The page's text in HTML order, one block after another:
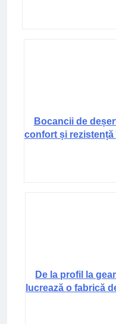
Bocancii de
confort și
De la profil la
lucrează o fabrică